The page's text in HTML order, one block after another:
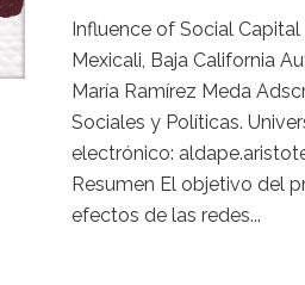
Influence of Social
Mexicali, Baja California
María Ramírez Meda
Sociales y Políticas.
electrónico:
Resumen El objetivo del
efectos de las redes...